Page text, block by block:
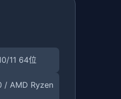
11 64位
/ AMD Ryzen